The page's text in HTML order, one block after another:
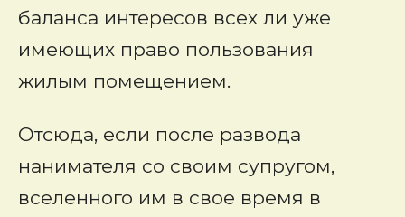
баланса интересов всех ли уже
имеющих право пользования
жилым помещением.
Отсюда, если после развода
нанимателя со своим супругом,
вселенного им в свое время в